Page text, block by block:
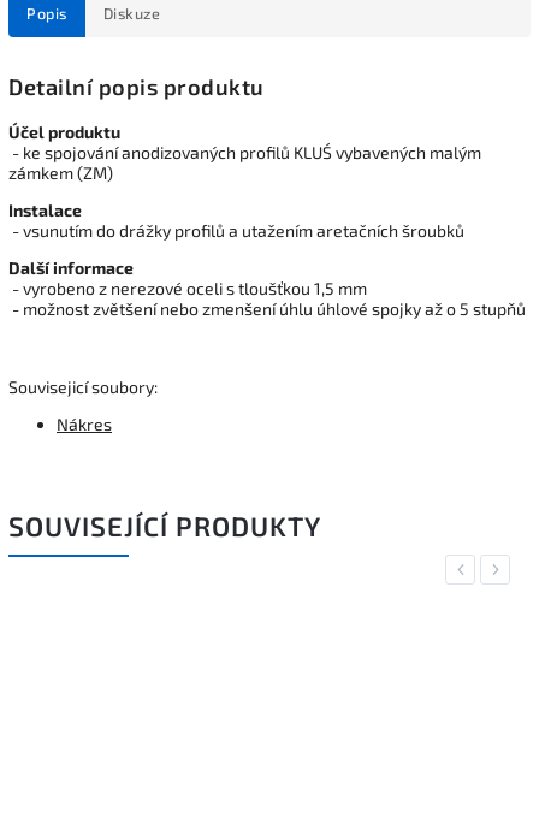
Popis Diskuze
Detailní popis produktu
Účel produktu
- ke spojování anodizovaných profilů KLUŚ vybavených malým
zámkem (ZM)
Instalace
- vsunutím do drážky profilů a utažením aretačních šroubků
Další informace
- vyrobeno z nerezové oceli s tloušťkou 1,5 mm
- možnost zvětšení nebo zmenšení úhlu úhlové spojky až o 5 stupňů
Souvisejicí soubory:
Nákres
SOUVISEJÍCÍ PRODUKTY
Previous
Next